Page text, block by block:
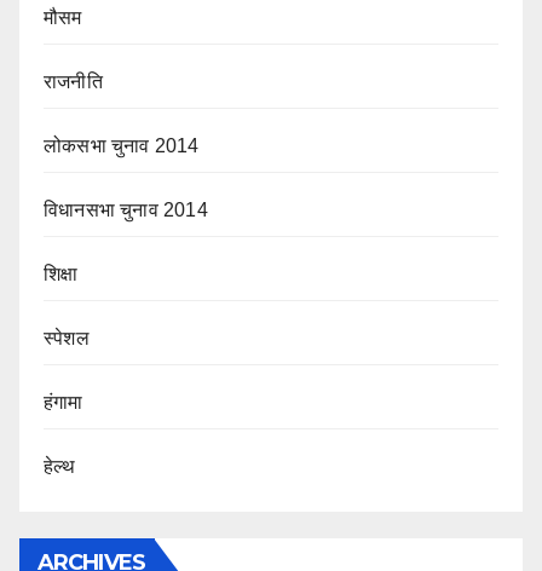
मौसम
राजनीति
लोकसभा चुनाव 2014
विधानसभा चुनाव 2014
शिक्षा
स्पेशल
हंगामा
हेल्थ
ARCHIVES